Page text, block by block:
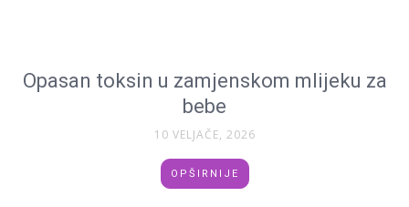
Opasan toksin u zamjenskom mlijeku za
bebe
10 VELJAČE, 2026
OPŠIRNIJE